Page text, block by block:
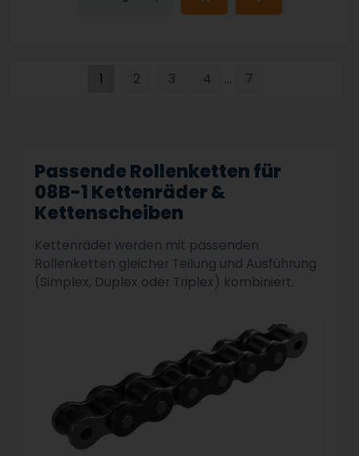
1 2 3 4 ... 7
Passende Rollenketten für
08B-1 Kettenräder &
Kettenscheiben
Kettenräder werden mit passenden
Rollenketten gleicher Teilung und Ausführung
(Simplex, Duplex oder Triplex) kombiniert.